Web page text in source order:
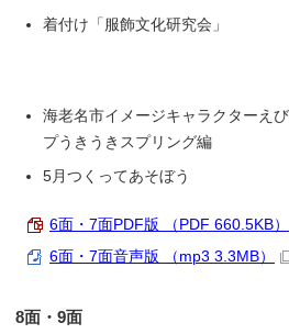
着付け「服飾文化研究会」
海老名市イメージキャラクターえ
プうきうきスプリング編
5月つくってあそぼう
6面・7面PDF版 （PDF 660.5KB）
6面・7面音声版 （mp3 3.3MB）
8面・9面